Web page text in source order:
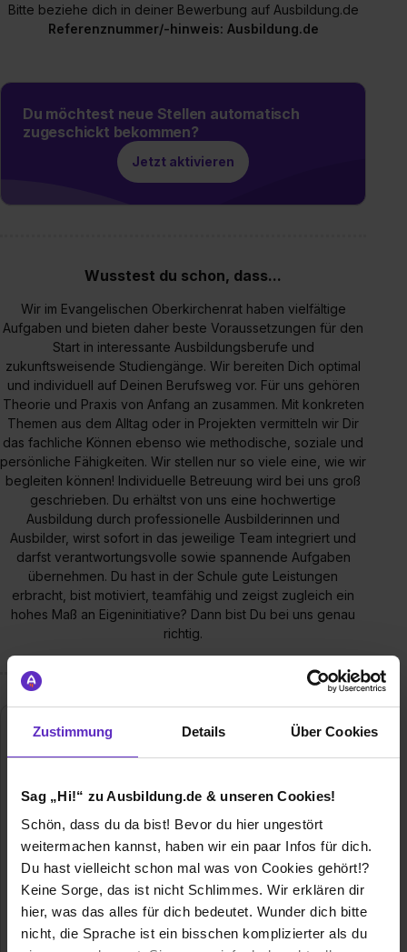
Zustimmung Details Über Cookies
Sag „Hi!“ zu Ausbildung.de & unseren Cookies!
Schön, dass du da bist! Bevor du hier ungestört
weitermachen kannst, haben wir ein paar Infos für dich.
Du hast vielleicht schon mal was von Cookies gehört!?
Keine Sorge, das ist nicht Schlimmes. Wir erklären dir
hier, was das alles für dich bedeutet. Wunder dich bitte
nicht, die Sprache ist ein bisschen komplizierter als du
Bitte beziehe dich in deiner Bewerbung auf Ausbildung.de
Referenznummer/-hinweis: Ausbildung.de
Du möchtest neue Stellen automatisch
zugeschickt bekommen?
Jetzt aktivieren
Wusstest du schon, dass...
Wir im Evangelischen Oberkirchenrat haben vielfältige
Aufgaben und bieten daher beste Voraussetzungen für den
Start in interessante Ausbildungsberufe und
zukunftsweisende Studiengänge. Wir bereiten Dich optimal
und individuell auf Deinen Berufsweg vor. Für uns gehören
Theorie und Praxis von Anfang an zusammen. Mit konkreten
Themen aus dem Alltag oder in Projekten vermitteln wir Dir
das fachliche Können ebenso wie methodische, soziale und
persönliche Fähigkeiten. Wir stellen nur so viele eine, wie wir
begleiten können! Individuelle Betreuung wird bei uns groß
geschrieben. Du erhältst von uns eine hochwertige
Ausbildung durch professionelle Ausbilderinnen und
Ausbilder, wirst sofort in das jeweilige Team integriert und
darfst verantwortungsvolle sowie spannende Aufgaben
übernehmen. Du hast in der Schule gute Leistungen
erbracht, bist motiviert, teamfähig und zeigst zugleich ein
hohes Maß an Eigeninitiative? Dann bist Du bei uns genau
richtig.
Evangelischer Oberkirchenrat Stuttgart
(Körperschaft öffentl. Rechts)
Rotebühlplatz 10
70173 Stuttgart